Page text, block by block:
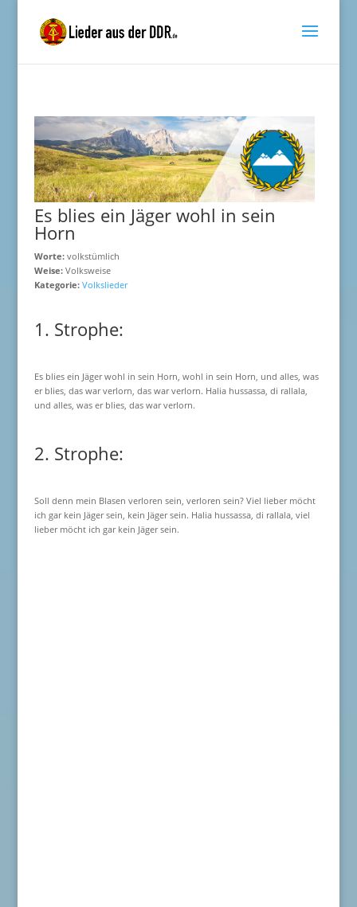
Es blies ein Jäger wohl in sein
Horn
Worte:volkstümlich
Weise:Volksweise
Kategorie: Volkslieder
1. Strophe:
Es blies ein Jäger wohl in sein Horn, wohl in sein Horn, und alles, was
er blies, das war verlorn, das war verlorn. Halia hussassa, di rallala,
und alles, was er blies, das war verlorn.
2. Strophe:
Soll denn mein Blasen verloren sein, verloren sein? Viel lieber möcht
ich gar kein Jäger sein, kein Jäger sein. Halia hussassa, di rallala, viel
lieber möcht ich gar kein Jäger sein.